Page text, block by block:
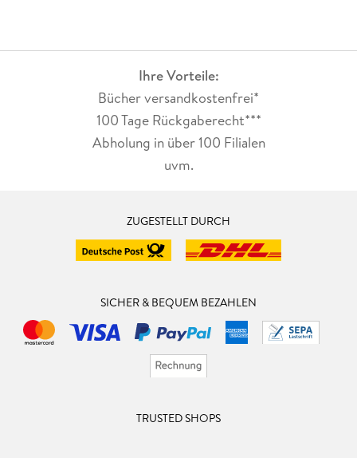
Ihre Vorteile:
Bücher versandkostenfrei*
100 Tage Rückgaberecht***
Abholung in über 100 Filialen
uvm.
ZUGESTELLT DURCH
SICHER & BEQUEM BEZAHLEN
TRUSTED SHOPS